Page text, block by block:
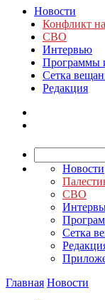
Новости
Конфликт
СВО
Интервью
Программы
Сетка
Редакция
Новости
СВО
Сетка
Главная Новости